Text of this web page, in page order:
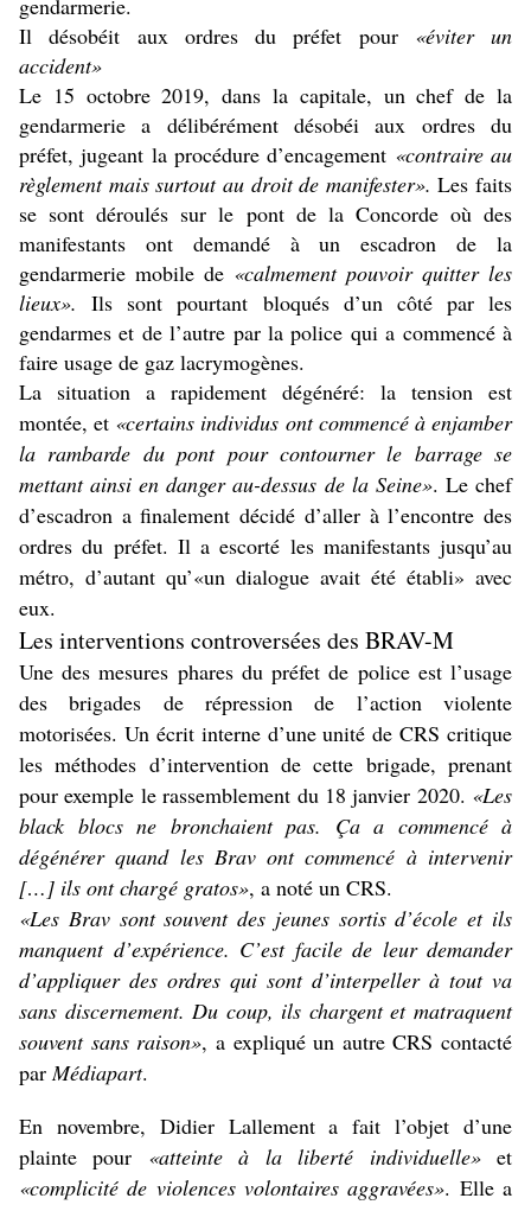
gendarmerie.
Il désobéit aux ordres du préfet pour «éviter un
accident»
Le 15 octobre 2019, dans la capitale, un chef de la
gendarmerie a délibérément désobéi aux ordres du
préfet, jugeant la procédure d’encagement «contraire au
règlement mais surtout au droit de manifester». Les faits
se sont déroulés sur le pont de la Concorde où des
manifestants ont demandé à un escadron de la
gendarmerie mobile de «calmement pouvoir quitter les
lieux». Ils sont pourtant bloqués d’un côté par les
gendarmes et de l’autre par la police qui a commencé à
faire usage de gaz lacrymogènes.
La situation a rapidement dégénéré: la tension est
montée, et «certains individus ont commencé à enjamber
la rambarde du pont pour contourner le barrage se
mettant ainsi en danger au-dessus de la Seine». Le chef
d’escadron a finalement décidé d’aller à l’encontre des
ordres du préfet. Il a escorté les manifestants jusqu’au
métro, d’autant qu’«un dialogue avait été établi» avec
eux.
Les interventions controversées des BRAV-M
Une des mesures phares du préfet de police est l’usage
des brigades de répression de l’action violente
motorisées. Un écrit interne d’une unité de CRS critique
les méthodes d’intervention de cette brigade, prenant
pour exemple le rassemblement du 18 janvier 2020. «Les
black blocs ne bronchaient pas. Ça a commencé à
dégénérer quand les Brav ont commencé à intervenir
[…] ils ont chargé gratos», a noté un CRS.
«Les Brav sont souvent des jeunes sortis d’école et ils
manquent d’expérience. C’est facile de leur demander
d’appliquer des ordres qui sont d’interpeller à tout va
sans discernement. Du coup, ils chargent et matraquent
souvent sans raison», a expliqué un autre CRS contacté
parMédiapart.
En novembre, Didier Lallement a fait l’objet d’une
plainte pour «atteinte à la liberté individuelle»et
«complicité de violences volontaires aggravées». Elle a